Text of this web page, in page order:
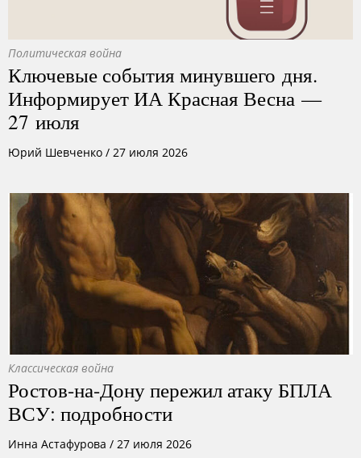
Политическая война
Ключевые события минувшего дня.
Информирует ИА Красная Весна —
27 июля
Юрий Шевченко / 27 июля 2026
Классическая война
Ростов-на-Дону пережил атаку БПЛА
ВСУ: подробности
Инна Астафурова / 27 июля 2026